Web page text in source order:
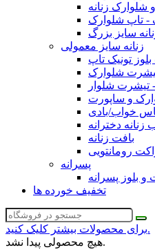
شلوارک زنانه
تاپ شلوارک
سایز بزرگ
زنانه سایز معمولی
تونیک تاپ
شلوارک
- تیشرت شلوار
و ساپورت
خواب/بادی
زنانه دخترانه
بافت زنانه
رومانتویی
پسرانه
بلوز پسرانه
تخفیف خورده ها
برای محصولات بیشتر کلیک کنید.
هیچ محصولی پیدا نشد.